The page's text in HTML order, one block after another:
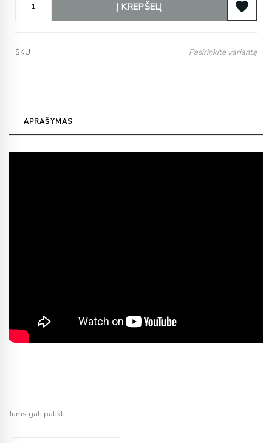
Į KREPŠELĮ
SKU Pasirinkite variantą
APRAŠYMAS
Jums gali patikti